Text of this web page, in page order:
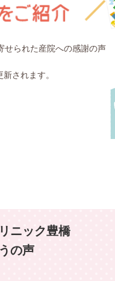
せられた産院への感謝の声
されます。
ニック豊橋
の声